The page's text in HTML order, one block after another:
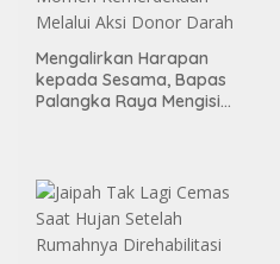
Mengalirkan Harapan
kepada Sesama, Bapas
Palangka Raya Mengisi